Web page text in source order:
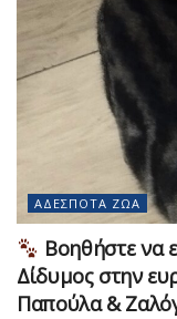
ΑΔΈΣΠΟΤΑ ΖΏΑ
Βοηθήστε να
Δίδυμος στην
Παπούλα &